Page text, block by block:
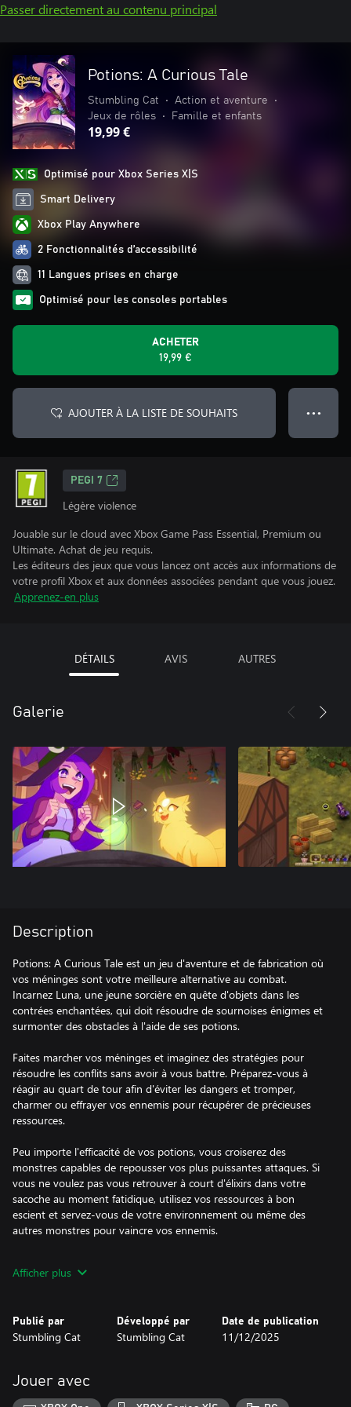
Passer directement au contenu principal
Potions: A Curious Tale
Stumbling Cat • Action et aventure
•
Jeux de rôles
• Famille et enfants
19,99 €
Optimisé pour Xbox Series X|S
Smart Delivery
Xbox Play Anywhere
2 Fonctionnalités d’accessibilité
11 Langues prises en charge
Optimisé pour les consoles portables
ACHETER
19,99 €
AJOUTER À LA LISTE DE SOUHAITS ● ● ●
PEGI 7
Légère violence
Jouable sur le cloud avec Xbox Game Pass Essential, Premium ou
Ultimate. Achat de jeu requis.
Les éditeurs des jeux que vous lancez ont accès aux informations de
votre profil Xbox et aux données associées pendant que vous jouez.
Apprenez-en plus
DÉTAILS AVIS AUTRES
Galerie
Description
Potions: A Curious Tale est un jeu d'aventure et de fabrication où
vos méninges sont votre meilleure alternative au combat.
Incarnez Luna, une jeune sorcière en quête d'objets dans les
contrées enchantées, qui doit résoudre de sournoises énigmes et
surmonter des obstacles à l'aide de ses potions.
Faites marcher vos méninges et imaginez des stratégies pour
résoudre les conflits sans avoir à vous battre. Préparez-vous à
réagir au quart de tour afin d'éviter les dangers et tromper,
charmer ou effrayer vos ennemis pour récupérer de précieuses
ressources.
Peu importe l'efficacité de vos potions, vous croiserez des
monstres capables de repousser vos plus puissantes attaques. Si
vous ne voulez pas vous retrouver à court d'élixirs dans votre
sacoche au moment fatidique, utilisez vos ressources à bon
escient et servez-vous de votre environnement ou même des
autres monstres pour vaincre vos ennemis.
des ingrédients rares avant même de préparer son premier élixir.
fioles au fil de ses expériences et ses découvertes.
nouveaux ingrédients dans 7 biomes pour créer plus de
100 potions uniques avec différentes combinaisons d'éléments.
Afficher plus
Publié par
Stumbling Cat
Développé par
Stumbling Cat
Date de publication
11/12/2025
Jouer avec